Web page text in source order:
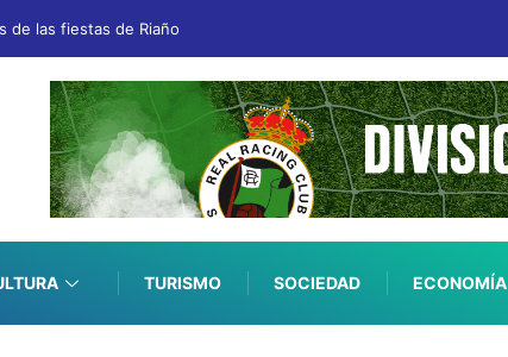
de las fiestas de Riaño
TURISMO SOCIEDAD ECONOMÍA